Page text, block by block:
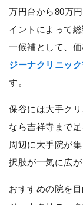
万円台から80万
イントによって
一候補として、
ジーナクリニッ
す。
保谷には大手ク
なら吉祥寺まで
周辺に大手院が
択肢が一気に広が
おすすめの院を